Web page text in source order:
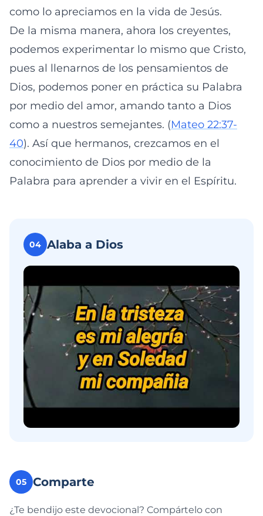
como lo apreciamos en la vida de Jesús.
De la misma manera, ahora los creyentes,
podemos experimentar lo mismo que Cristo,
pues al llenarnos de los pensamientos de
Dios, podemos poner en práctica su Palabra
por medio del amor, amando tanto a Dios
como a nuestros semejantes. (Mateo 22:37-
40). Así que hermanos, crezcamos en el
conocimiento de Dios por medio de la
Palabra para aprender a vivir en el Espíritu.
04 Alaba a Dios
05 Comparte
¿Te bendijo este devocional? Compártelo con